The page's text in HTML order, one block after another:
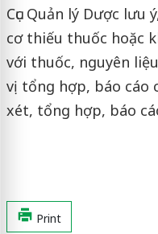
Cục Quản lý Dược
cơ thiếu thuốc hoặc
với thuốc, nguyên
vị tổng hợp, báo cáo
xét, tổng hợp, báo
Print